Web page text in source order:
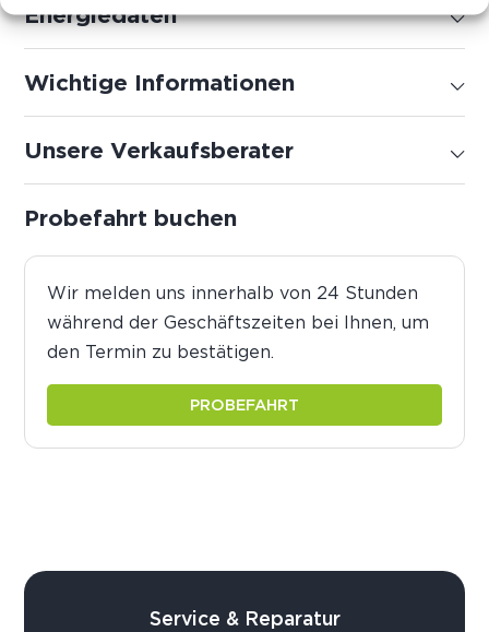
Energiedaten
Wichtige Informationen
Unsere Verkaufsberater
Probefahrt buchen
Wir melden uns innerhalb von 24 Stunden
während der Geschäftszeiten bei Ihnen, um
den Termin zu bestätigen.
PROBEFAHRT
Service & Reparatur